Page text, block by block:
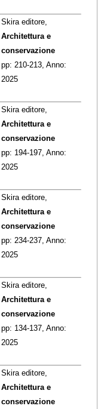
Skira editore,
Architettura e
conservazione
pp: 210-213, Anno:
2025
Skira editore,
Architettura e
conservazione
pp: 194-197, Anno:
2025
Skira editore,
Architettura e
conservazione
pp: 234-237, Anno:
2025
Skira editore,
Architettura e
conservazione
pp: 134-137, Anno:
2025
Skira editore,
Architettura e
conservazione